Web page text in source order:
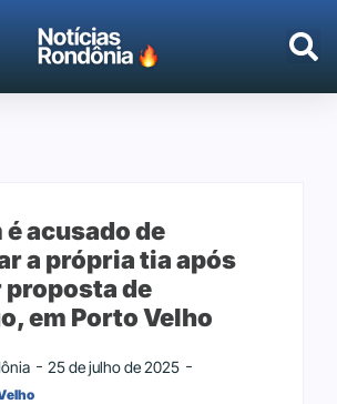
é acusado de
a própria tia após
proposta de
em Porto Velho
25 de julho de 2025